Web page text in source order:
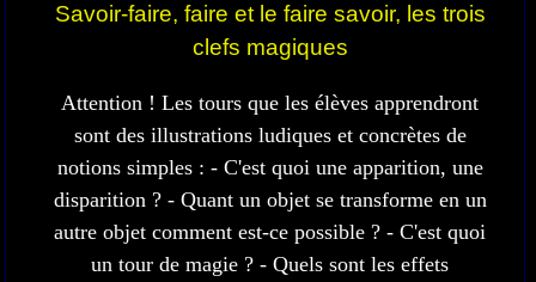
Savoir-faire, faire et le faire savoir, les trois
clefs magiques
Attention ! Les tours que les élèves apprendront
sont des illustrations ludiques et concrètes de
notions simples : - C'est quoi une apparition, une
disparition ? - Quant un objet se transforme en un
autre objet comment est-ce possible ? - C'est quoi
un tour de magie ? - Quels sont les effets